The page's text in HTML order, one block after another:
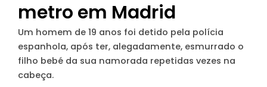
metro em Madrid
Um homem de 19 anos foi detido pela polícia
espanhola, após ter, alegadamente, esmurrado o
filho bebé da sua namorada repetidas vezes na
cabeça.